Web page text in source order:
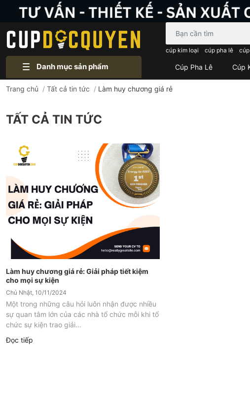
cúp kim loại cúp pha lê
Danh mục sản phẩm Cúp Pha Lê Cúp
Trang chủ / Tất cả tin tức / Làm huy chương giá rẻ
TẤT CẢ TIN TỨC
Làm huy chương giá rẻ: Giải pháp tiết kiệm
cho mọi sự kiện
Chủ Nhật, 10/11/2024
Một trong những câu hỏi luôn nhận được nhiều
sự quan tâm lớn của các nhà tổ chức mỗi khi tổ
chức sự kiện trao giải...
Đọc tiếp